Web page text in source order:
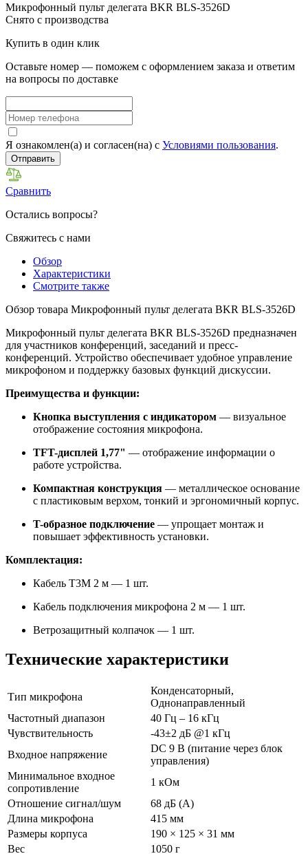
Микрофонный пульт делегата BKR BLS-3526D
Снято с производства
Купить в один клик
Оставьте номер — поможем с оформлением заказа и ответим
на вопросы по доставке
Я ознакомлен(а) и согласен(на) с Условиями пользования.
Отправить
Сравнить
Остались вопросы?
Свяжитесь с нами
Обзор
Характеристики
Смотрите также
Обзор товара Микрофонный пульт делегата BKR BLS-3526D
Микрофонный пульт делегата BKR BLS-3526D предназначен
для участников конференций, заседаний и пресс-
конференций. Устройство обеспечивает удобное управление
микрофоном и поддержку базовых функций дискуссии.
Преимущества и функции:
Кнопка выступления с индикатором — визуальное
отображение состояния микрофона.
TFT-дисплей 1,77" — отображение информации о
работе устройства.
Компактная конструкция — металлическое основание
с пластиковым верхом, тонкий и эргономичный корпус.
T-образное подключение — упрощает монтаж и
повышает эффективность установки.
Комплектация:
Кабель T3M 2 м — 1 шт.
Кабель подключения микрофона 2 м — 1 шт.
Ветрозащитный колпачок — 1 шт.
Технические характеристики
Тип микрофона
Конденсаторный,
Однонаправленный
Частотный диапазон
40 Гц – 16 кГц
Чувствительность
-43±2 дБ @1 кГц
Входное напряжение
DC 9 В (питание через блок
управления)
Минимальное входное
сопротивление
1 кОм
Отношение сигнал/шум
68 дБ (A)
Длина микрофона
415 мм
Размеры корпуса
190 × 125 × 31 мм
Вес
1050 г